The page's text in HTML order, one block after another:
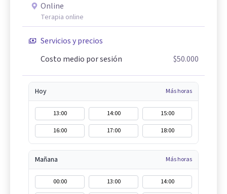
Online
Terapia online
Servicios y precios
Costo medio por sesión
$50.000
Hoy Más horas
13:00 14:00
15:00
16:00
17:00 18:00
Mañana Más horas
00:00 13:00
14:00